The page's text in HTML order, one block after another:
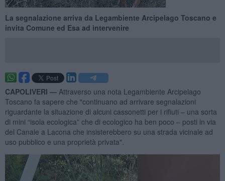
La segnalazione arriva da Legambiente Arcipelago Toscano e
invita Comune ed Esa ad intervenire
CAPOLIVERI — Attraverso una nota Legambiente Arcipelago
Toscano fa sapere che "continuano ad arrivare segnalazioni
riguardante la situazione di alcuni cassonetti per i rifiuti – una sorta
di mini “isola ecologica” che di ecologico ha ben poco – posti in via
del Canale a Lacona che insisterebbero su una strada vicinale ad
uso pubblico e una proprietà privata".